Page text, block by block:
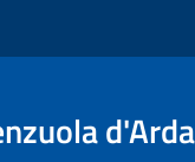
d'Arda